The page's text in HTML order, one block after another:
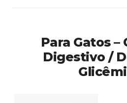
Para Gatos
Digestivo /